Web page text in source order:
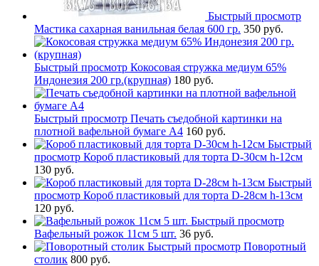
Быстрый просмотр
Мастика сахарная ванильная белая 600 гр. 350 руб.
Быстрый просмотр Кокосовая стружка медиум 65%
Индонезия 200 гр.(крупная) 180 руб.
Быстрый просмотр Печать съедобной картинки на
плотной вафельной бумаге А4 160 руб.
Быстрый
просмотр Короб пластиковый для торта D-30см h-12см
130 руб.
Быстрый
просмотр Короб пластиковый для торта D-28см h-13см
120 руб.
Быстрый просмотр
Вафельный рожок 11см 5 шт. 36 руб.
Быстрый просмотр Поворотный
столик 800 руб.